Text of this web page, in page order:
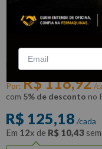
Relógio
0,01 – 4AC
4AC
EDA
Por: R$118,92/
com 5% de desconto no
R$ 125,18 /cada
Em 12x de R$ 10,43